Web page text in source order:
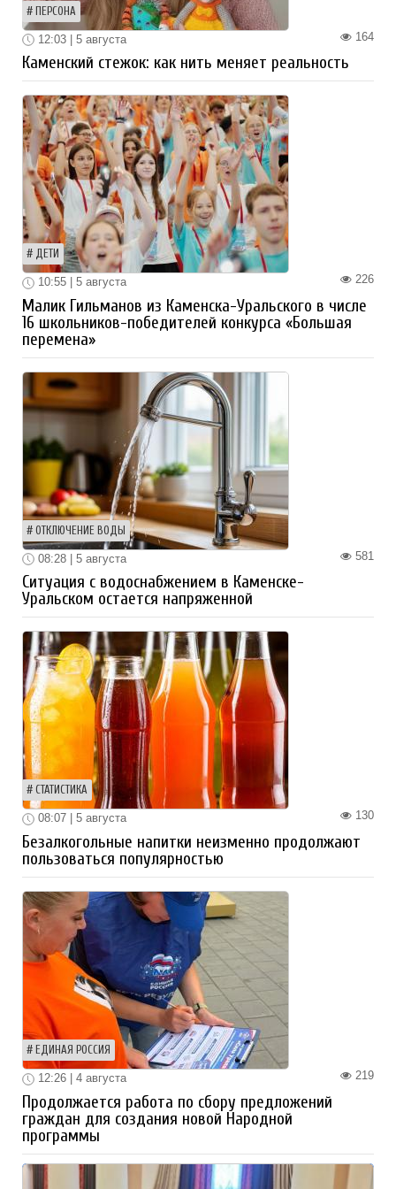
ПЕРСОНА
164
12:03 | 5 августа
Каменский стежок: как нить меняет реальность
ДЕТИ
226
10:55 | 5 августа
Малик Гильманов из Каменска-Уральского в числе
16 школьников-победителей конкурса «Большая
перемена»
ОТКЛЮЧЕНИЕ ВОДЫ
581
08:28 | 5 августа
Ситуация с водоснабжением в Каменске-
Уральском остается напряженной
СТАТИСТИКА
130
08:07 | 5 августа
Безалкогольные напитки неизменно продолжают
пользоваться популярностью
ЕДИНАЯ РОССИЯ
219
12:26 | 4 августа
Продолжается работа по сбору предложений
граждан для создания новой Народной
программы